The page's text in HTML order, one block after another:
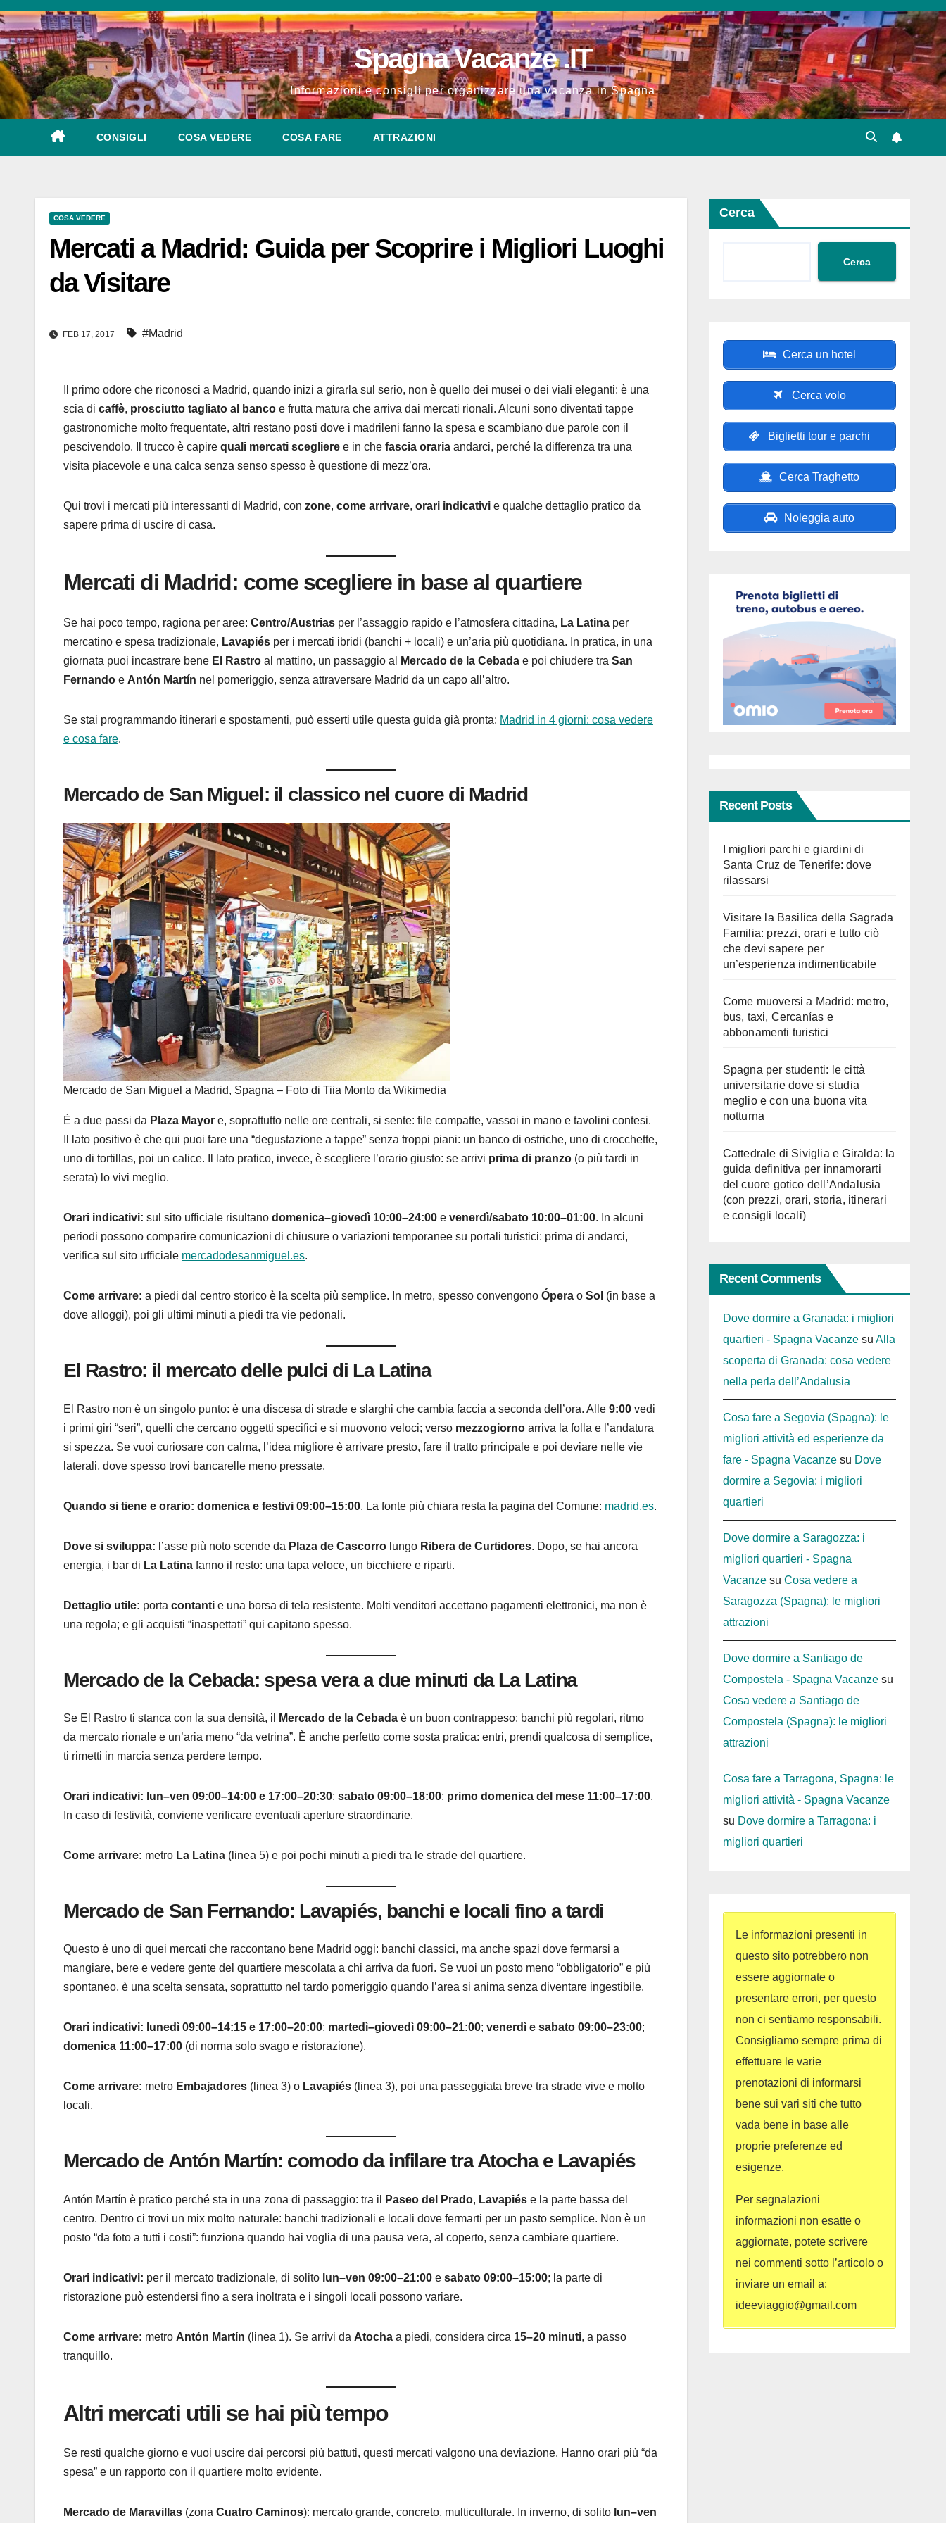
Salta
al
contenuto
Spagna Vacanze .IT
Informazioni e consigli per organizzare una vacanza in Spagna
CONSIGLI COSA VEDERE COSA FARE ATTRAZIONI
COSA VEDERE
Mercati a Madrid: Guida per Scoprire i Migliori Luoghi
da Visitare
FEB 17, 2017 #Madrid
Il primo odore che riconosci a Madrid, quando inizi a girarla sul serio, non è quello dei musei o dei viali eleganti: è una
scia di caffè, prosciutto tagliato al banco e frutta matura che arriva dai mercati rionali. Alcuni sono diventati tappe
gastronomiche molto frequentate, altri restano posti dove i madrileni fanno la spesa e scambiano due parole con il
pescivendolo. Il trucco è capire quali mercati scegliere e in che fascia oraria andarci, perché la differenza tra una
visita piacevole e una calca senza senso spesso è questione di mezz’ora.
Qui trovi i mercati più interessanti di Madrid, con zone, come arrivare, orari indicativi e qualche dettaglio pratico da
sapere prima di uscire di casa.
Mercati di Madrid: come scegliere in base al quartiere
Se hai poco tempo, ragiona per aree: Centro/Austrias per l’assaggio rapido e l’atmosfera cittadina, La Latina per
mercatino e spesa tradizionale, Lavapiés per i mercati ibridi (banchi + locali) e un’aria più quotidiana. In pratica, in una
giornata puoi incastrare bene El Rastro al mattino, un passaggio al Mercado de la Cebada e poi chiudere tra San
Fernando e Antón Martín nel pomeriggio, senza attraversare Madrid da un capo all’altro.
Se stai programmando itinerari e spostamenti, può esserti utile questa guida già pronta: Madrid in 4 giorni: cosa vedere
e cosa fare.
Mercado de San Miguel: il classico nel cuore di Madrid
Mercado de San Miguel a Madrid, Spagna – Foto di Tiia Monto da Wikimedia
È a due passi da Plaza Mayor e, soprattutto nelle ore centrali, si sente: file compatte, vassoi in mano e tavolini contesi.
Il lato positivo è che qui puoi fare una “degustazione a tappe” senza troppi piani: un banco di ostriche, uno di crocchette,
uno di tortillas, poi un calice. Il lato pratico, invece, è scegliere l’orario giusto: se arrivi prima di pranzo (o più tardi in
serata) lo vivi meglio.
Orari indicativi: sul sito ufficiale risultano domenica–giovedì 10:00–24:00 e venerdì/sabato 10:00–01:00. In alcuni
periodi possono comparire comunicazioni di chiusure o variazioni temporanee su portali turistici: prima di andarci,
verifica sul sito ufficiale mercadodesanmiguel.es.
Come arrivare: a piedi dal centro storico è la scelta più semplice. In metro, spesso convengono Ópera o Sol (in base a
dove alloggi), poi gli ultimi minuti a piedi tra vie pedonali.
El Rastro: il mercato delle pulci di La Latina
El Rastro non è un singolo punto: è una discesa di strade e slarghi che cambia faccia a seconda dell’ora. Alle 9:00 vedi
i primi giri “seri”, quelli che cercano oggetti specifici e si muovono veloci; verso mezzogiorno arriva la folla e l’andatura
si spezza. Se vuoi curiosare con calma, l’idea migliore è arrivare presto, fare il tratto principale e poi deviare nelle vie
laterali, dove spesso trovi bancarelle meno pressate.
Quando si tiene e orario: domenica e festivi 09:00–15:00. La fonte più chiara resta la pagina del Comune: madrid.es.
Dove si sviluppa: l’asse più noto scende da Plaza de Cascorro lungo Ribera de Curtidores. Dopo, se hai ancora
energia, i bar di La Latina fanno il resto: una tapa veloce, un bicchiere e riparti.
Dettaglio utile: porta contanti e una borsa di tela resistente. Molti venditori accettano pagamenti elettronici, ma non è
una regola; e gli acquisti “inaspettati” qui capitano spesso.
Mercado de la Cebada: spesa vera a due minuti da La Latina
Se El Rastro ti stanca con la sua densità, il Mercado de la Cebada è un buon contrappeso: banchi più regolari, ritmo
da mercato rionale e un’aria meno “da vetrina”. È anche perfetto come sosta pratica: entri, prendi qualcosa di semplice,
ti rimetti in marcia senza perdere tempo.
Orari indicativi: lun–ven 09:00–14:00 e 17:00–20:30; sabato 09:00–18:00; primo domenica del mese 11:00–17:00.
In caso di festività, conviene verificare eventuali aperture straordinarie.
Come arrivare: metro La Latina (linea 5) e poi pochi minuti a piedi tra le strade del quartiere.
Mercado de San Fernando: Lavapiés, banchi e locali fino a tardi
Questo è uno di quei mercati che raccontano bene Madrid oggi: banchi classici, ma anche spazi dove fermarsi a
mangiare, bere e vedere gente del quartiere mescolata a chi arriva da fuori. Se vuoi un posto meno “obbligatorio” e più
spontaneo, è una scelta sensata, soprattutto nel tardo pomeriggio quando l’area si anima senza diventare ingestibile.
Orari indicativi: lunedì 09:00–14:15 e 17:00–20:00; martedì–giovedì 09:00–21:00; venerdì e sabato 09:00–23:00;
domenica 11:00–17:00 (di norma solo svago e ristorazione).
Come arrivare: metro Embajadores (linea 3) o Lavapiés (linea 3), poi una passeggiata breve tra strade vive e molto
locali.
Mercado de Antón Martín: comodo da infilare tra Atocha e Lavapiés
Antón Martín è pratico perché sta in una zona di passaggio: tra il Paseo del Prado, Lavapiés e la parte bassa del
centro. Dentro ci trovi un mix molto naturale: banchi tradizionali e locali dove fermarti per un pasto semplice. Non è un
posto “da foto a tutti i costi”: funziona quando hai voglia di una pausa vera, al coperto, senza cambiare quartiere.
Orari indicativi: per il mercato tradizionale, di solito lun–ven 09:00–21:00 e sabato 09:00–15:00; la parte di
ristorazione può estendersi fino a sera inoltrata e i singoli locali possono variare.
Come arrivare: metro Antón Martín (linea 1). Se arrivi da Atocha a piedi, considera circa 15–20 minuti, a passo
tranquillo.
Altri mercati utili se hai più tempo
Se resti qualche giorno e vuoi uscire dai percorsi più battuti, questi mercati valgono una deviazione. Hanno orari più “da
spesa” e un rapporto con il quartiere molto evidente.
Mercado de Maravillas (zona Cuatro Caminos): mercato grande, concreto, multiculturale. In inverno, di solito lun–ven
Cerca
Cerca
Cerca un hotel
Cerca volo
Biglietti tour e parchi
Cerca Traghetto
Noleggia auto
Recent Posts
I migliori parchi e giardini di
Santa Cruz de Tenerife: dove
rilassarsi
Visitare la Basilica della Sagrada
Familia: prezzi, orari e tutto ciò
che devi sapere per
un’esperienza indimenticabile
Come muoversi a Madrid: metro,
bus, taxi, Cercanías e
abbonamenti turistici
Spagna per studenti: le città
universitarie dove si studia
meglio e con una buona vita
notturna
Cattedrale di Siviglia e Giralda: la
guida definitiva per innamorarti
del cuore gotico dell’Andalusia
(con prezzi, orari, storia, itinerari
e consigli locali)
Recent Comments
Dove dormire a Granada: i migliori
quartieri - Spagna Vacanzesu Alla
scoperta di Granada: cosa vedere
nella perla dell’Andalusia
Cosa fare a Segovia (Spagna): le
migliori attività ed esperienze da
fare - Spagna Vacanzesu Dove
dormire a Segovia: i migliori
quartieri
Dove dormire a Saragozza: i
migliori quartieri - Spagna
Vacanzesu Cosa vedere a
Saragozza (Spagna): le migliori
attrazioni
Dove dormire a Santiago de
Compostela - Spagna Vacanzesu
Cosa vedere a Santiago de
Compostela (Spagna): le migliori
attrazioni
Cosa fare a Tarragona, Spagna: le
migliori attività - Spagna Vacanze
su Dove dormire a Tarragona: i
migliori quartieri
Le informazioni presenti in
questo sito potrebbero non
essere aggiornate o
presentare errori, per questo
non ci sentiamo responsabili.
Consigliamo sempre prima di
effettuare le varie
prenotazioni di informarsi
bene sui vari siti che tutto
vada bene in base alle
proprie preferenze ed
esigenze.
Per segnalazioni
informazioni non esatte o
aggiornate, potete scrivere
nei commenti sotto l’articolo o
inviare un email a:
ideeviaggio@gmail.com